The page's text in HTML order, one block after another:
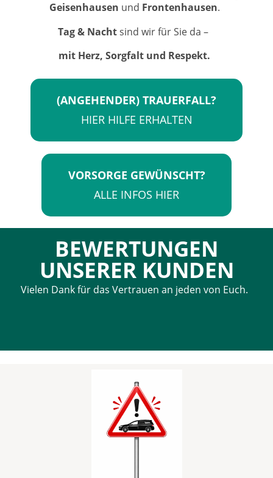
Geisenhausen und Frontenhausen.
Tag & Nachtsind wir für Sie da –
mit Herz, Sorgfalt und Respekt.
(ANGEHENDER) TRAUERFALL?
HIER HILFE ERHALTEN
VORSORGE GEWÜNSCHT?
ALLE INFOS HIER
BEWERTUNGEN
UNSERER KUNDEN
Vielen Dank für das Vertrauen an jeden von Euch.